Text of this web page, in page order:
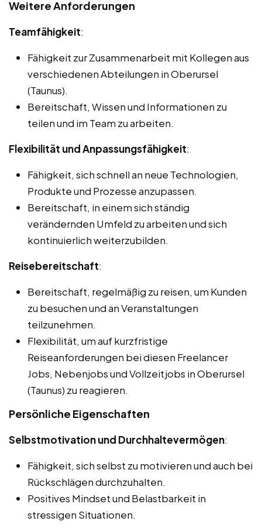
Weitere Anforderungen
Teamfähigkeit:
Fähigkeit zur Zusammenarbeit mit Kollegen aus
verschiedenen Abteilungen in Oberursel
(Taunus).
Bereitschaft, Wissen und Informationen zu
teilen und im Team zu arbeiten.
Flexibilität und Anpassungsfähigkeit:
Fähigkeit, sich schnell an neue Technologien,
Produkte und Prozesse anzupassen.
Bereitschaft, in einem sich ständig
verändernden Umfeld zu arbeiten und sich
kontinuierlich weiterzubilden.
Reisebereitschaft:
Bereitschaft, regelmäßig zu reisen, um Kunden
zu besuchen und an Veranstaltungen
teilzunehmen.
Flexibilität, um auf kurzfristige
Reiseanforderungen bei diesen Freelancer
Jobs, Nebenjobs und Vollzeitjobs in Oberursel
(Taunus) zu reagieren.
Persönliche Eigenschaften
Selbstmotivation und Durchhaltevermögen:
Fähigkeit, sich selbst zu motivieren und auch bei
Rückschlägen durchzuhalten.
Positives Mindset und Belastbarkeit in
stressigen Situationen.